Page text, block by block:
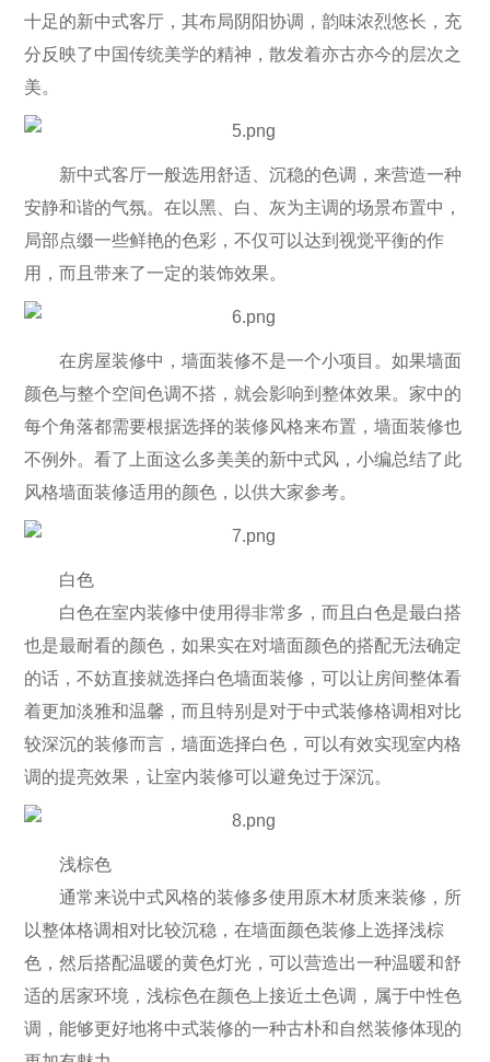
十足的新中式客厅，其布局阴阳协调，韵味浓烈悠长，充
分反映了中国传统美学的精神，散发着亦古亦今的层次之
美。
新中式客厅一般选用舒适、沉稳的色调，来营造一种
安静和谐的气氛。在以黑、白、灰为主调的场景布置中，
局部点缀一些鲜艳的色彩，不仅可以达到视觉平衡的作
用，而且带来了一定的装饰效果。
在房屋装修中，墙面装修不是一个小项目。如果墙面
颜色与整个空间色调不搭，就会影响到整体效果。家中的
每个角落都需要根据选择的装修风格来布置，墙面装修也
不例外。看了上面这么多美美的新中式风，小编总结了此
风格墙面装修适用的颜色，以供大家参考。
白色
白色在室内装修中使用得非常多，而且白色是最白搭
也是最耐看的颜色，如果实在对墙面颜色的搭配无法确定
的话，不妨直接就选择白色墙面装修，可以让房间整体看
着更加淡雅和温馨，而且特别是对于中式装修格调相对比
较深沉的装修而言，墙面选择白色，可以有效实现室内格
调的提亮效果，让室内装修可以避免过于深沉。
浅棕色
通常来说中式风格的装修多使用原木材质来装修，所
以整体格调相对比较沉稳，在墙面颜色装修上选择浅棕
色，然后搭配温暖的黄色灯光，可以营造出一种温暖和舒
适的居家环境，浅棕色在颜色上接近土色调，属于中性色
调，能够更好地将中式装修的一种古朴和自然装修体现的